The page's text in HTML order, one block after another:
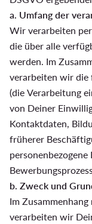
a. Umfang der
Wir verarbeiten
die über alle
werden. Im
verarbeiten wir die
(die Verarbeitung
von Deiner
Kontaktdaten,
früherer
b. Zweck und
Im
verarbeiten wir